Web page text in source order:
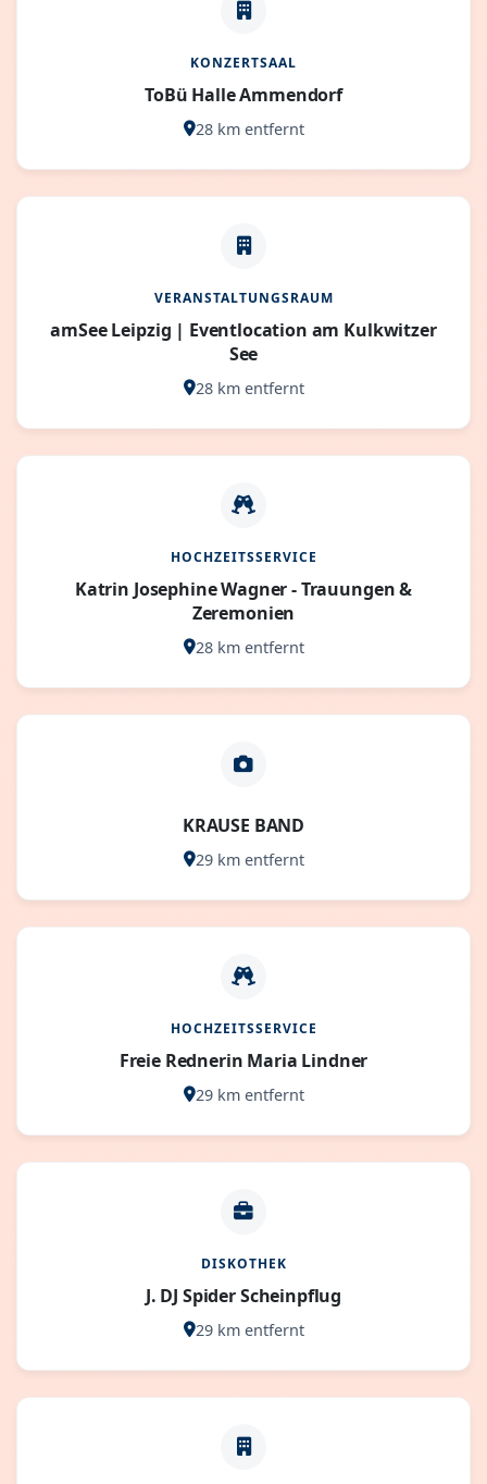
KONZERTSAAL
ToBü Halle Ammendorf
28 km entfernt
VERANSTALTUNGSRAUM
amSee Leipzig | Eventlocation am Kulkwitzer
See
28 km entfernt
HOCHZEITSSERVICE
Katrin Josephine Wagner - Trauungen &
Zeremonien
28 km entfernt
KRAUSE BAND
29 km entfernt
HOCHZEITSSERVICE
Freie Rednerin Maria Lindner
29 km entfernt
DISKOTHEK
J. DJ Spider Scheinpflug
29 km entfernt